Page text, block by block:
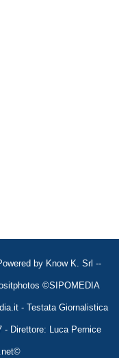
by Know K. Srl --
©SIPOMEDIA
- Testata Giornalistica
- Direttore: Luca Pernice